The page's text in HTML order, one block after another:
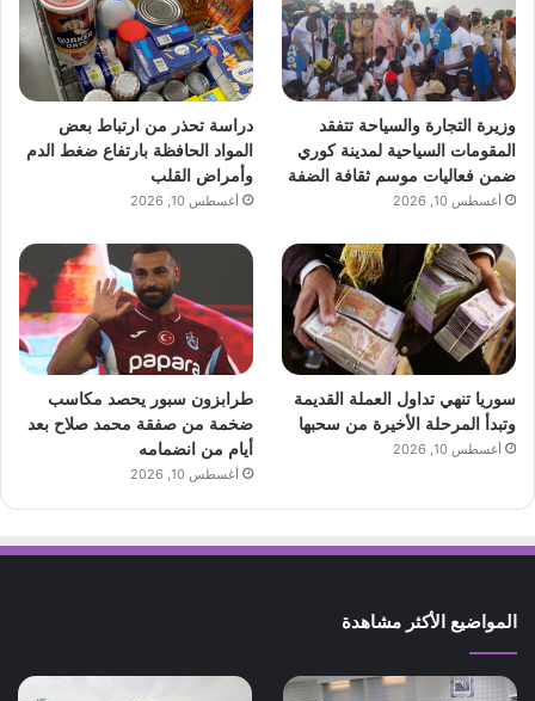
وزيرة التجارة والسياحة تتفقد
المقومات السياحية لمدينة كوري
ضمن فعاليات موسم ثقافة الضفة
أغسطس 10, 2026
دراسة تحذر من ارتباط بعض
المواد الحافظة بارتفاع ضغط الدم
وأمراض القلب
أغسطس 10, 2026
سوريا تنهي تداول العملة القديمة
وتبدأ المرحلة الأخيرة من سحبها
أغسطس 10, 2026
طرابزون سبور يحصد مكاسب
ضخمة من صفقة محمد صلاح بعد
أيام من انضمامه
أغسطس 10, 2026
المواضيع الأكثر مشاهدة